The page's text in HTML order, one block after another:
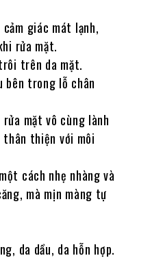
giác mát lạnh,
rửa mặt.
trên da mặt.
bên trong lỗ chân
mặt vô cùng lành
thiện với môi
cách nhẹ nhàng và
mà mịn màng tự
da dầu, da hỗn hợp.